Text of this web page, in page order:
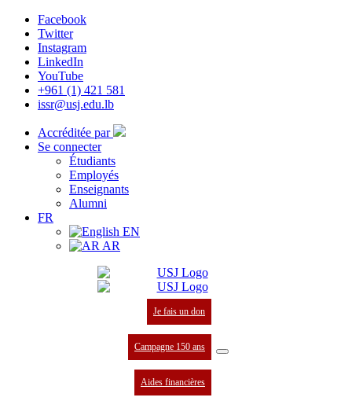
Facebook
Twitter
Instagram
LinkedIn
YouTube
+961 (1) 421 581
issr@usj.edu.lb
Accréditée par
Se connecter
Étudiants
Employés
Enseignants
Alumni
FR
EN
AR
Je fais un don
Campagne 150 ans
Aides financières